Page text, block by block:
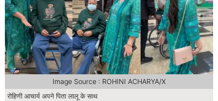
रोहिणी आचार्य अपने पिता लालू के साथ
Image Source : ROHINI ACHARYA/X